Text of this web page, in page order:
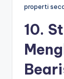
properti
10.